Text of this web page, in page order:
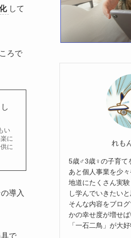
して
ろで
い
に
に
導入
で
れも
5歳♂3歳♀の子育て
あと個人事業を少々
地道にたくさん実
し学んでいきたいと
そんな内容をブロ
かの幸せ度が増せ
「一石二鳥」が大